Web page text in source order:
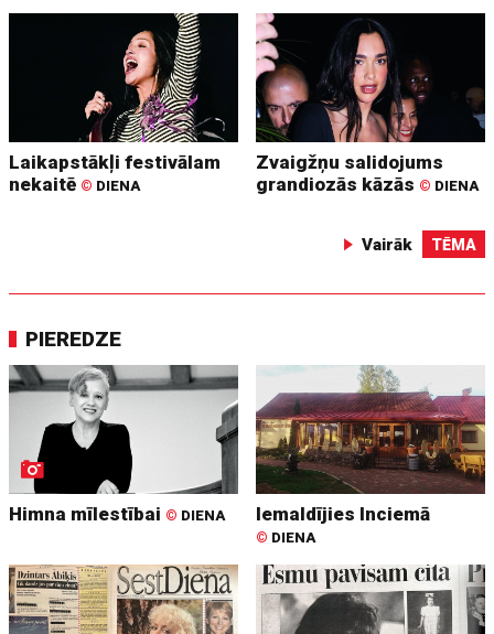
Laikapstākļi festivālam
nekaitē © DIENA
Zvaigžņu salidojums
grandiozās kāzās © DIENA
Vairāk TĒMA
PIEREDZE
Himna mīlestībai © DIENA Iemaldījies Inciemā
© DIENA